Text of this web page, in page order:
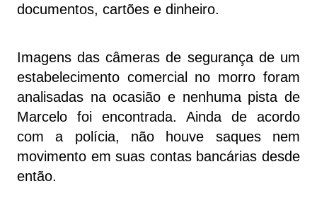
documentos, cartões e dinheiro.
Imagens das câmeras de segurança de um
estabelecimento comercial no morro foram
analisadas na ocasião e nenhuma pista de
Marcelo foi encontrada. Ainda de acordo
com a polícia, não houve saques nem
movimento em suas contas bancárias desde
então.